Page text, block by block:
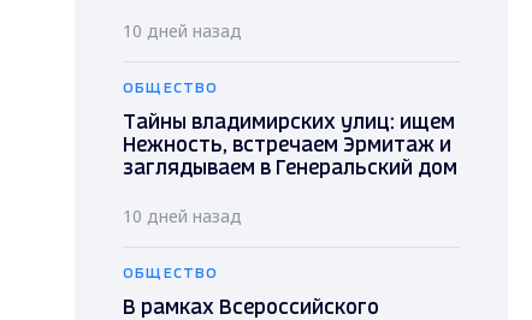
10 дней назад
ОБЩЕСТВО
Тайны владимирских улиц: ищем
Нежность, встречаем Эрмитаж и
заглядываем в Генеральский дом
10 дней назад
ОБЩЕСТВО
В рамках Всероссийского